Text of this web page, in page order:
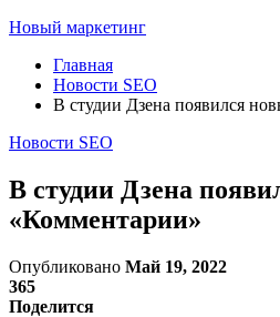
Новый маркетинг
Главная
Новости SEO
В студии Дзена появился
Новости SEO
В студии Дзена
«Комментарии»
Опубликовано Май 19, 2022
365
Поделится